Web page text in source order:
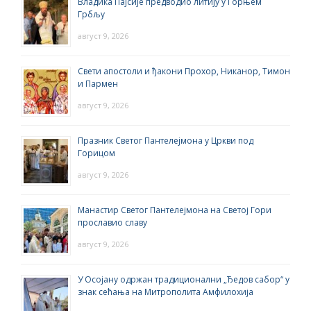
Грбљу
август 9, 2026
Свети апостоли и ђакони Прохор, Никанор, Тимон
и Пармен
август 9, 2026
Празник Светог Пантелејмона у Цркви под
Горицом
август 9, 2026
Манастир Светог Пантелејмона на Светој Гори
прославио славу
август 9, 2026
У Осојану одржан традиционални „Ђедов сабор“ у
знак сећања на Митрополита Амфилохија